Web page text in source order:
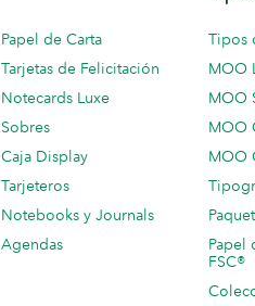
Papel de Carta
Tarjetas de Felicitación
Notecards Luxe
Sobres
Caja Display
Tarjeteros
Notebooks y Journals
Agendas
Tipos
MOO
MOO
MOO
MOO
Papel
FSC®